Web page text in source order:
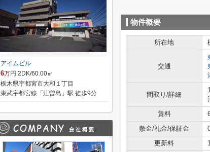
物件概要
所在地
交通
間取り/詳細
賃料
敷金/礼金/保証金
更新料
アイムビル
6万円 2DK/60.00㎡
栃木県宇都宮市大和１丁目
東武宇都宮線「江曽島」駅 徒歩9分